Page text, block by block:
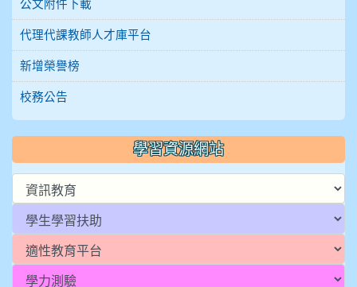
公文附件下載
代理代課教師人才庫平台
新增榮譽榜
校務公告
學習資源網站